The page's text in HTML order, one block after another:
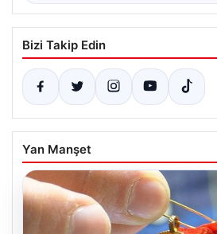
Bizi Takip Edin
Yan Manşet